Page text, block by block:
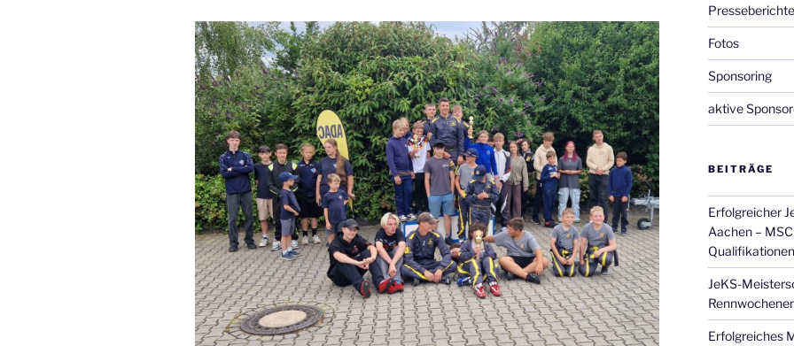
Presseberichte
Fotos
Sponsoring
aktive
BEITRÄGE
Erfolgreicher
Aachen –
JeKS-
Erfolgreiches